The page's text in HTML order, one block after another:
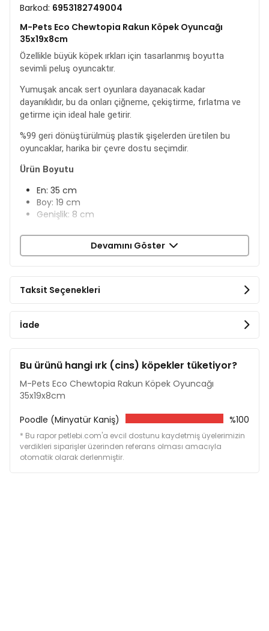
Barkod: 6953182749004
M-Pets Eco Chewtopia Rakun Köpek Oyuncağı
35x19x8cm
Özellikle büyük köpek ırkları için tasarlanmış boyutta
sevimli peluş oyuncaktır.
Yumuşak ancak sert oyunlara dayanacak kadar
dayanıklıdır, bu da onları çiğneme, çekiştirme, fırlatma ve
getirme için ideal hale getirir.
%99 geri dönüştürülmüş plastik şişelerden üretilen bu
oyuncaklar, harika bir çevre dostu seçimdir.
Ürün Boyutu
En: 35 cm
Boy: 19 cm
Genişlik: 8 cm
Devamını Göster
Taksit Seçenekleri
İade
Bu ürünü hangi ırk (cins) köpekler tüketiyor?
M-Pets Eco Chewtopia Rakun Köpek Oyuncağı
35x19x8cm
Poodle (Minyatür Kaniş)
%100
* Bu rapor petlebi.com'a evcil dostunu kaydetmiş üyelerimizin
verdikleri siparişler üzerinden referans olması amacıyla
otomatik olarak derlenmiştir.